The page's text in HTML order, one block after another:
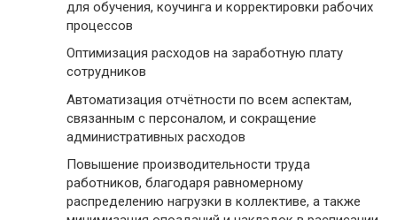
для обучения, коучинга и корректировки рабочих
процессов
Оптимизация расходов на заработную плату
сотрудников
Автоматизация отчётности по всем аспектам,
связанным с персоналом, и сокращение
административных расходов
Повышение производительности труда
работников, благодаря равномерному
распределению нагрузки в коллективе, а также